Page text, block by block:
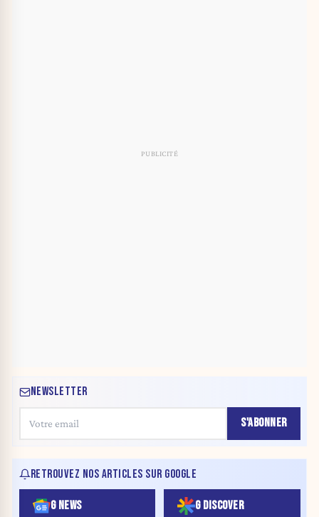
NEWSLETTER
S'ABONNER
RETROUVEZ NOS ARTICLES SUR GOOGLE
G NEWS G DISCOVER